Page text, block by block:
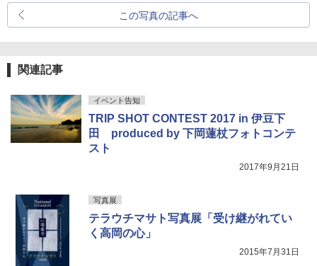
この写真の記事へ
関連記事
イベント告知
TRIP SHOT CONTEST 2017 in 伊豆下
田 produced by 下岡蓮杖フォトコンテ
スト
2017年9月21日
写真展
テラウチマサト写真展「受け継がれてい
く高岡の心」
2015年7月31日